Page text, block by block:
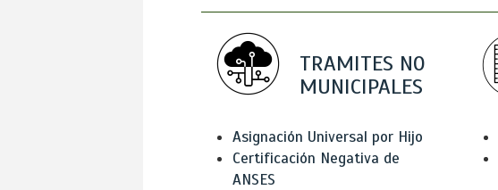
TRAMITES NO
MUNICIPALES
Asignación Universal por Hijo
Certificación Negativa de
ANSES